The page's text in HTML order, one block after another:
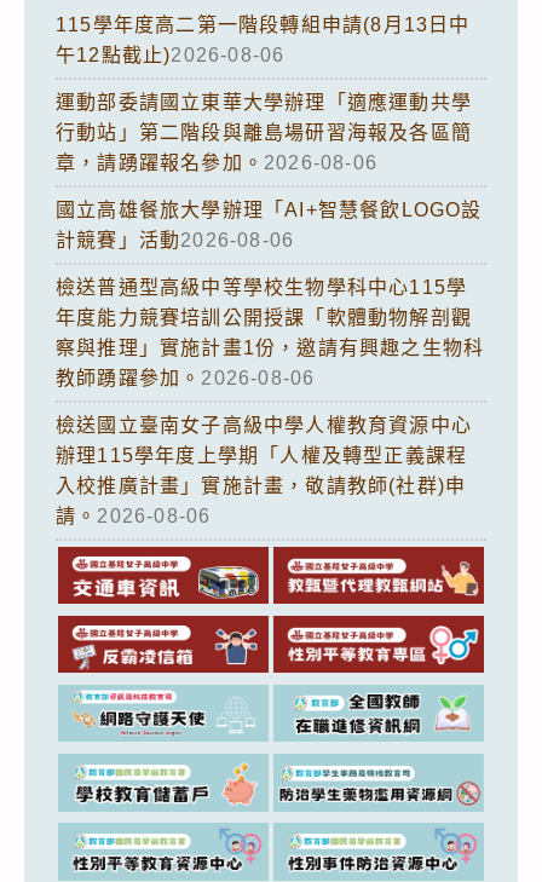
115學年度高二第一階段轉組申請(8月13日中
午12點截止)2026-08-06
運動部委請國立東華大學辦理「適應運動共學
行動站」第二階段與離島場研習海報及各區簡
章，請踴躍報名參加。 2026-08-06
國立高雄餐旅大學辦理「AI+智慧餐飲LOGO設
計競賽」活動2026-08-06
檢送普通型高級中等學校生物學科中心115學
年度能力競賽培訓公開授課「軟體動物解剖觀
察與推理」實施計畫1份，邀請有興趣之生物科
教師踴躍參加。 2026-08-06
檢送國立臺南女子高級中學人權教育資源中心
辦理115學年度上學期「人權及轉型正義課程
入校推廣計畫」實施計畫，敬請教師(社群)申
請。 2026-08-06